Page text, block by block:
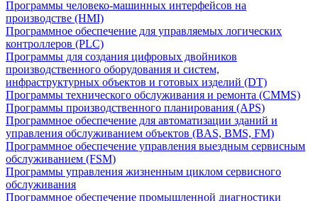
Программы человеко-машинных интерфейсов на
производстве (HMI)
Программное обеспечение для управляемых логических
контроллеров (PLC)
Программы для создания цифровых двойников
производственного оборудования и систем,
инфраструктурных объектов и готовых изделий (DT)
Программы технического обслуживания и ремонта (CMMS)
Программы производственного планирования (APS)
Программное обеспечение для автоматизации зданий и
управления обслуживанием объектов (BAS, BMS, FM)
Программное обеспечение управления выездным сервисным
обслуживанием (FSM)
Программы управления жизненным циклом сервисного
обслуживания
Программное обеспечение промышленной диагностики